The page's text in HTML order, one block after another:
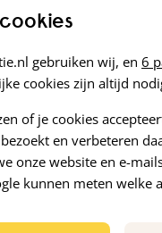
gebruiken wij, en 6
cookies zijn altijd
of je cookies
en verbeteren
onze website en e-
kunnen meten welke